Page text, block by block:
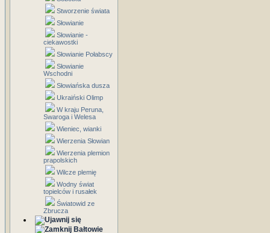
Stworzenie świata
Słowianie
Słowianie -
ciekawostki
Słowianie Połabscy
Słowianie
Wschodni
Słowiańska dusza
Ukraiński Olimp
W kraju Peruna,
Swaroga i Welesa
Wieniec, wianki
Wierzenia Słowian
Wierzenia plemion
prapolskich
Wilcze plemię
Wodny świat
topielców i rusałek
Światowid ze
Zbrucza
Bałtowie